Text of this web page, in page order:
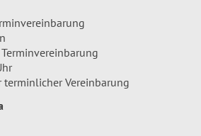
Vereinbarung